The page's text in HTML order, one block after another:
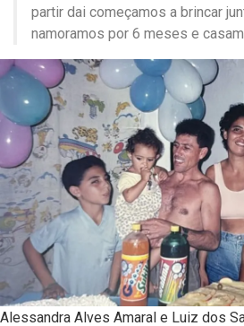
partir dai começamos a brincar
namoramos por 6 meses e
Alessandra Alves Amaral e Luiz dos